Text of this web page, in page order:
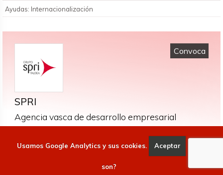
Ayudas: Internacionalización
Convoca
SPRI
Agencia vasca de desarrollo empresarial
http://www.spri.eus/
Usamos Google Analytics y sus cookies. Aceptar
son?